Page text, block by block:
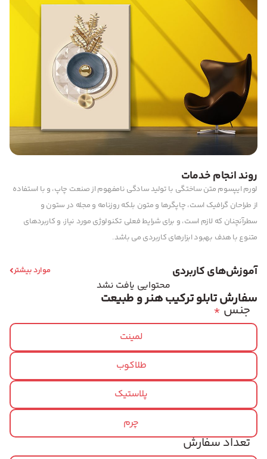
روند انجام خدمات
لورم ایپسوم متن ساختگی با تولید سادگی نامفهوم از صنعت چاپ، و با استفاده
از طراحان گرافیک است، چاپگرها و متون بلکه روزنامه و مجله در ستون و
سطرآنچنان که لازم است، و برای شرایط فعلی تکنولوژی مورد نیاز، و کاربردهای
متنوع با هدف بهبود ابزارهای کاربردی می باشد.
آموزش‌های کاربردی موارد بیشتر
محتوایی یافت نشد
سفارش تابلو ترکیب هنر و طبیعت
*جنس
لمینت
طلاکوب
پلاستیک
چرم
تعداد سفارش